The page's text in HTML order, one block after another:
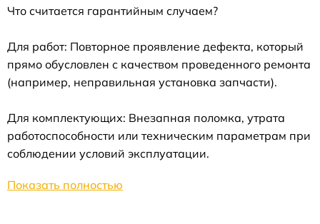
Что считается гарантийным случаем?
Для работ: Повторное проявление дефекта, который
прямо обусловлен с качеством проведенного ремонта
(например, неправильная установка запчасти).
Для комплектующих: Внезапная поломка, утрата
работоспособности или техническим параметрам при
соблюдении условий эксплуатации.
Показать полностью